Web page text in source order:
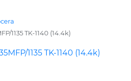
1135 TK-1140 (14.4k)